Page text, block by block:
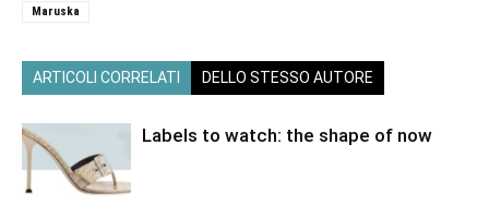
Maruska
ARTICOLI CORRELATI DELLO STESSO AUTORE
Labels to watch: the shape of now